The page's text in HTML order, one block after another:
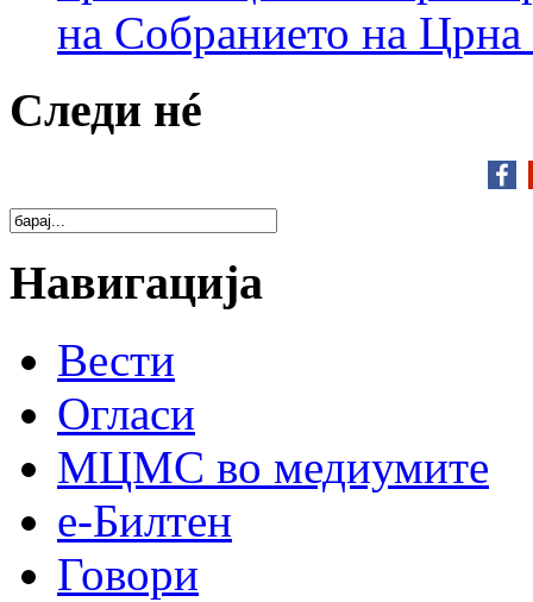
на Собранието на Црна
Следи нé
Навигација
Вести
Огласи
МЦМС во медиумите
е-Билтен
Говори